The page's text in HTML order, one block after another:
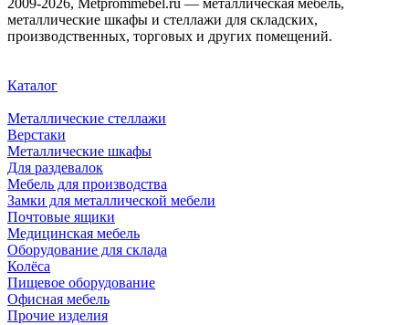
металлические шкафы и стеллажи для складских,
производственных, торговых и других помещений.
Каталог
Металлические стеллажи
Верстаки
Металлические шкафы
Для раздевалок
Мебель для производства
Замки для металлической мебели
Почтовые ящики
Медицинская мебель
Оборудование для склада
Колёса
Пищевое оборудование
Офисная мебель
Прочие изделия